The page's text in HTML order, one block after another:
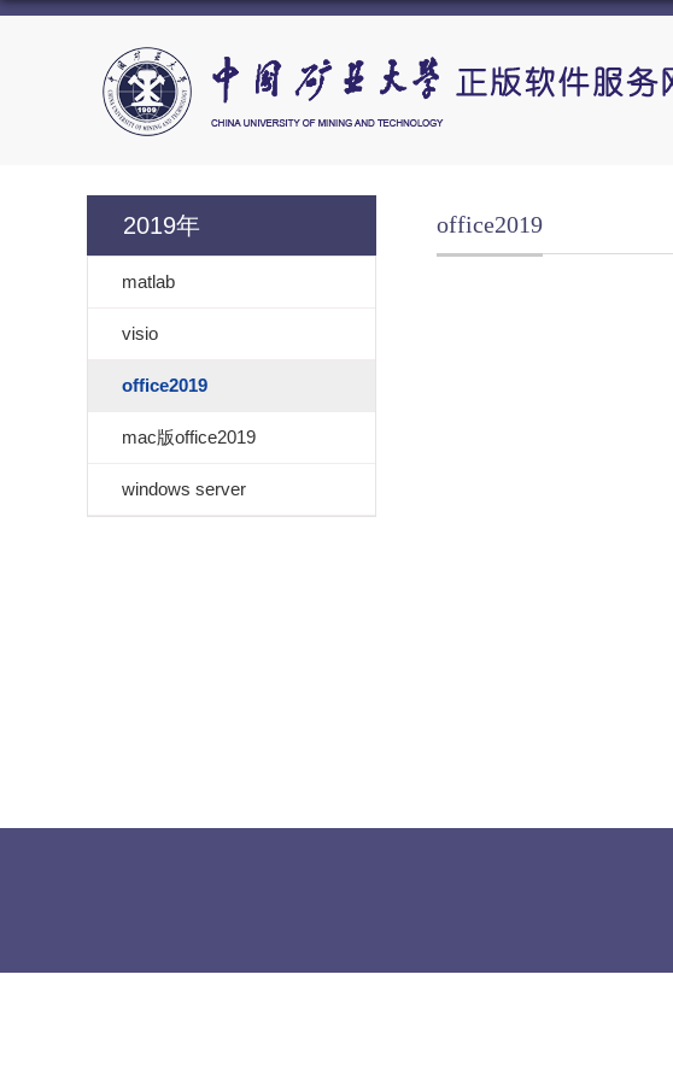
2019年
matlab
visio
office2019
mac版office2019
windows server
office2019